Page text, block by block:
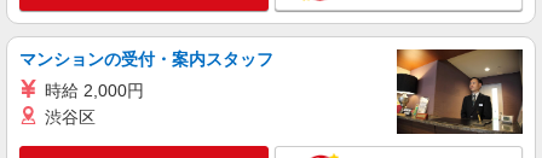
すき家の店舗スタッフ（接客・調理・清掃な
ど）
時給1,100円 ※22:00〜翌5:00：時給1,375円 ※
高校生時給1,050円 ※早朝手当（5:00〜9:00）時給
マンションの受付・案内スタッフ
時給 2,000円
渋谷区